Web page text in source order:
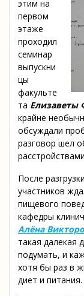
этим на
первом
этаже
проходил
семинар
выпускни
цы
факульте
та Елизаветы
крайне
обсуждали
разговор шел
После
участников
пищевого
кафедры
Алёна
такая далекая
подумать, и
хотя бы раз в
диет и питания.